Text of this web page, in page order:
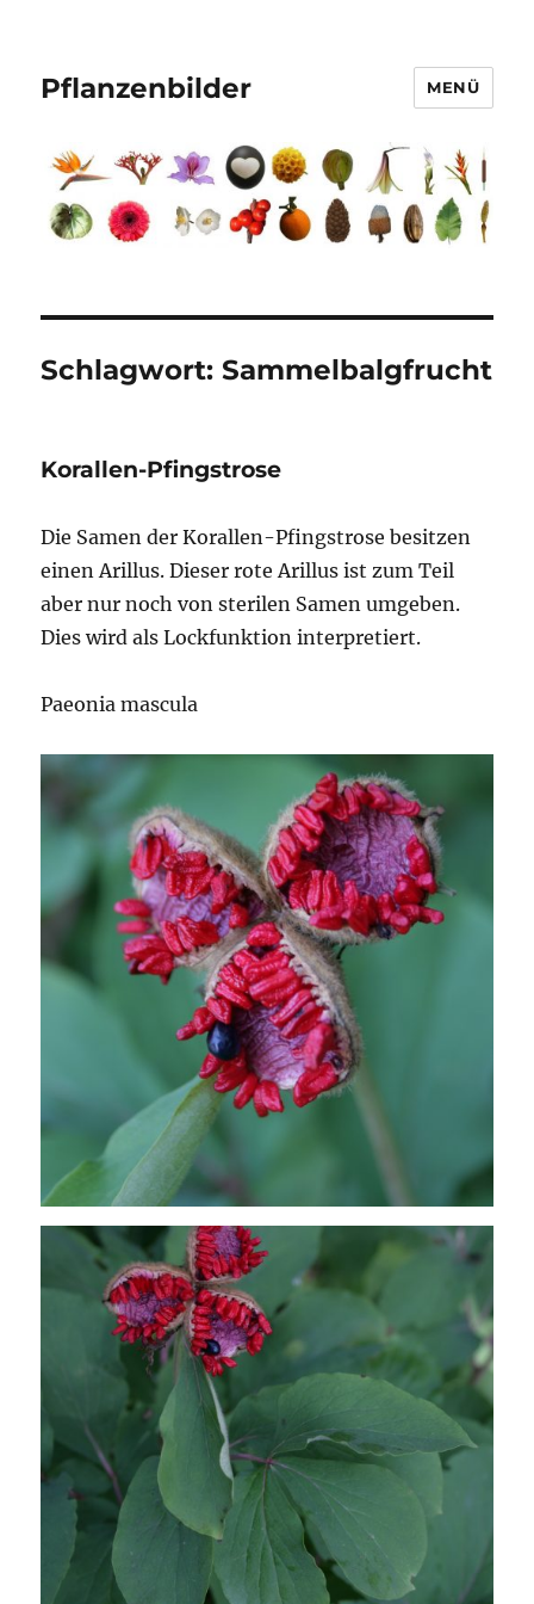
Pflanzenbilder MENÜ
Schlagwort:Sammelbalgfrucht
Korallen-Pfingstrose
Die Samen der Korallen-Pfingstrose besitzen
einen Arillus. Dieser rote Arillus ist zum Teil
aber nur noch von sterilen Samen umgeben.
Dies wird als Lockfunktion interpretiert.
Paeonia mascula